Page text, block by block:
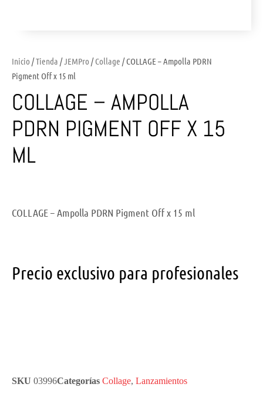
Inicio /Tienda /JEMPro /Collage / COLLAGE – Ampolla PDRN
Pigment Off x 15 ml
COLLAGE – AMPOLLA
PDRN PIGMENT OFF X 15
ML
COLLAGE – Ampolla PDRN Pigment Off x 15 ml
Precio exclusivo para profesionales
SKU 03996Categorías Collage, Lanzamientos